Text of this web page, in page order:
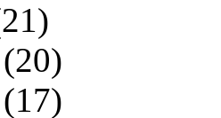
(20)
(17)